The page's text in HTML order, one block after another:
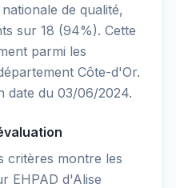
de qualité,
sur 18 (94%). Cette
parmi les
Côte-d'Or.
date du 03/06/2024.
critères montre les
EHPAD d'Alise